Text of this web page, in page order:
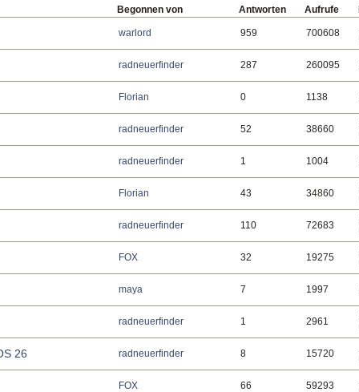
Begonnen von Antworten Aufrufe
warlord 959 700608
radneuerfinder 287 260095
Florian 0 1138
radneuerfinder 52 38660
radneuerfinder 1 1004
Florian 43 34860
radneuerfinder 110 72683
FOX 32 19275
maya 7 1997
radneuerfinder 1 2961
26 radneuerfinder 8 15720
FOX 66 59293